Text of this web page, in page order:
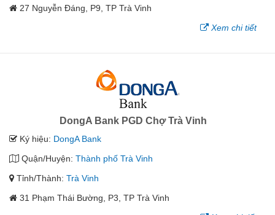
27 Nguyễn Đáng, P9, TP Trà Vinh
Xem chi tiết
DongA Bank PGD Chợ Trà Vinh
Ký hiệu: DongA Bank
Quận/Huyện: Thành phố Trà Vinh
Tỉnh/Thành: Trà Vinh
31 Phạm Thái Bường, P3, TP Trà Vinh